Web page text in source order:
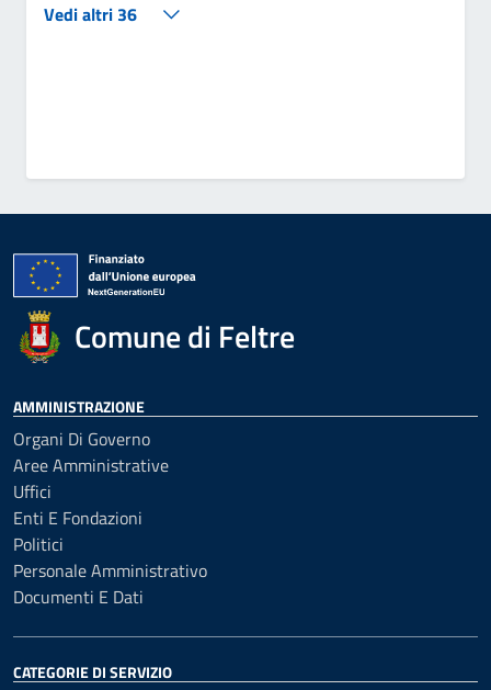
Vedi altri 36
Comune di Feltre
AMMINISTRAZIONE
Organi Di Governo
Aree Amministrative
Uffici
Enti E Fondazioni
Politici
Personale Amministrativo
Documenti E Dati
CATEGORIE DI SERVIZIO